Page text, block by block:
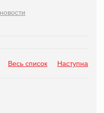
Весь список Наступна